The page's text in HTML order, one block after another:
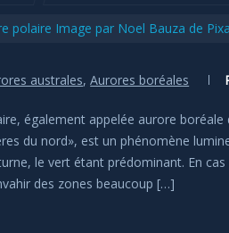
australes,Aurores boréales
également appelée aurore boréale
du nord», est un phénomène
le vert étant prédominant. En
des zones beaucoup […]